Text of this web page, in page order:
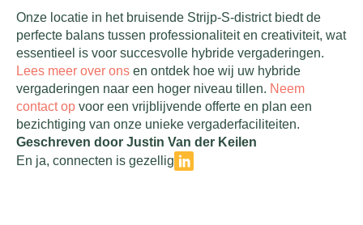
Onze locatie in het bruisende Strijp-S-district biedt de
perfecte balans tussen professionaliteit en creativiteit, wat
essentieel is voor succesvolle hybride vergaderingen.
Lees meer over ons en ontdek hoe wij uw hybride
vergaderingen naar een hoger niveau tillen. Neem
contact op voor een vrijblijvende offerte en plan een
bezichtiging van onze unieke vergaderfaciliteiten.
Geschreven door Justin Van der Keilen
En ja, connecten is gezellig